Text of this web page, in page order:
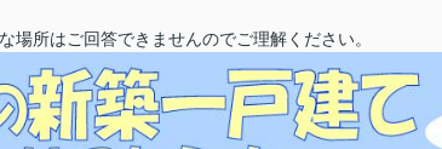
場所はご回答できませんのでご理解ください。